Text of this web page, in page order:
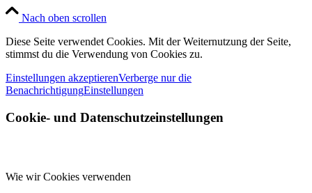
Nach oben scrollen
Diese Seite verwendet Cookies. Mit der Weiternutzung der Seite,
stimmst du die Verwendung von Cookies zu.
Einstellungen akzeptierenVerberge nur die
BenachrichtigungEinstellungen
Cookie- und Datenschutzeinstellungen
Wie wir Cookies verwenden